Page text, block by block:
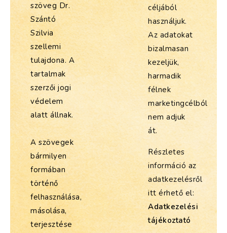
szöveg Dr.
Szántó
Szilvia
szellemi
tulajdona. A
tartalmak
szerzői jogi
védelem
alatt állnak.
A szövegek
bármilyen
formában
történő
felhasználása,
másolása,
terjesztése
céljából
használjuk.
Az adatokat
bizalmasan
kezeljük,
harmadik
félnek
marketingcélból
nem adjuk
át.
Részletes
információ az
adatkezelésről
itt érhető el:
Adatkezelési
tájékoztató